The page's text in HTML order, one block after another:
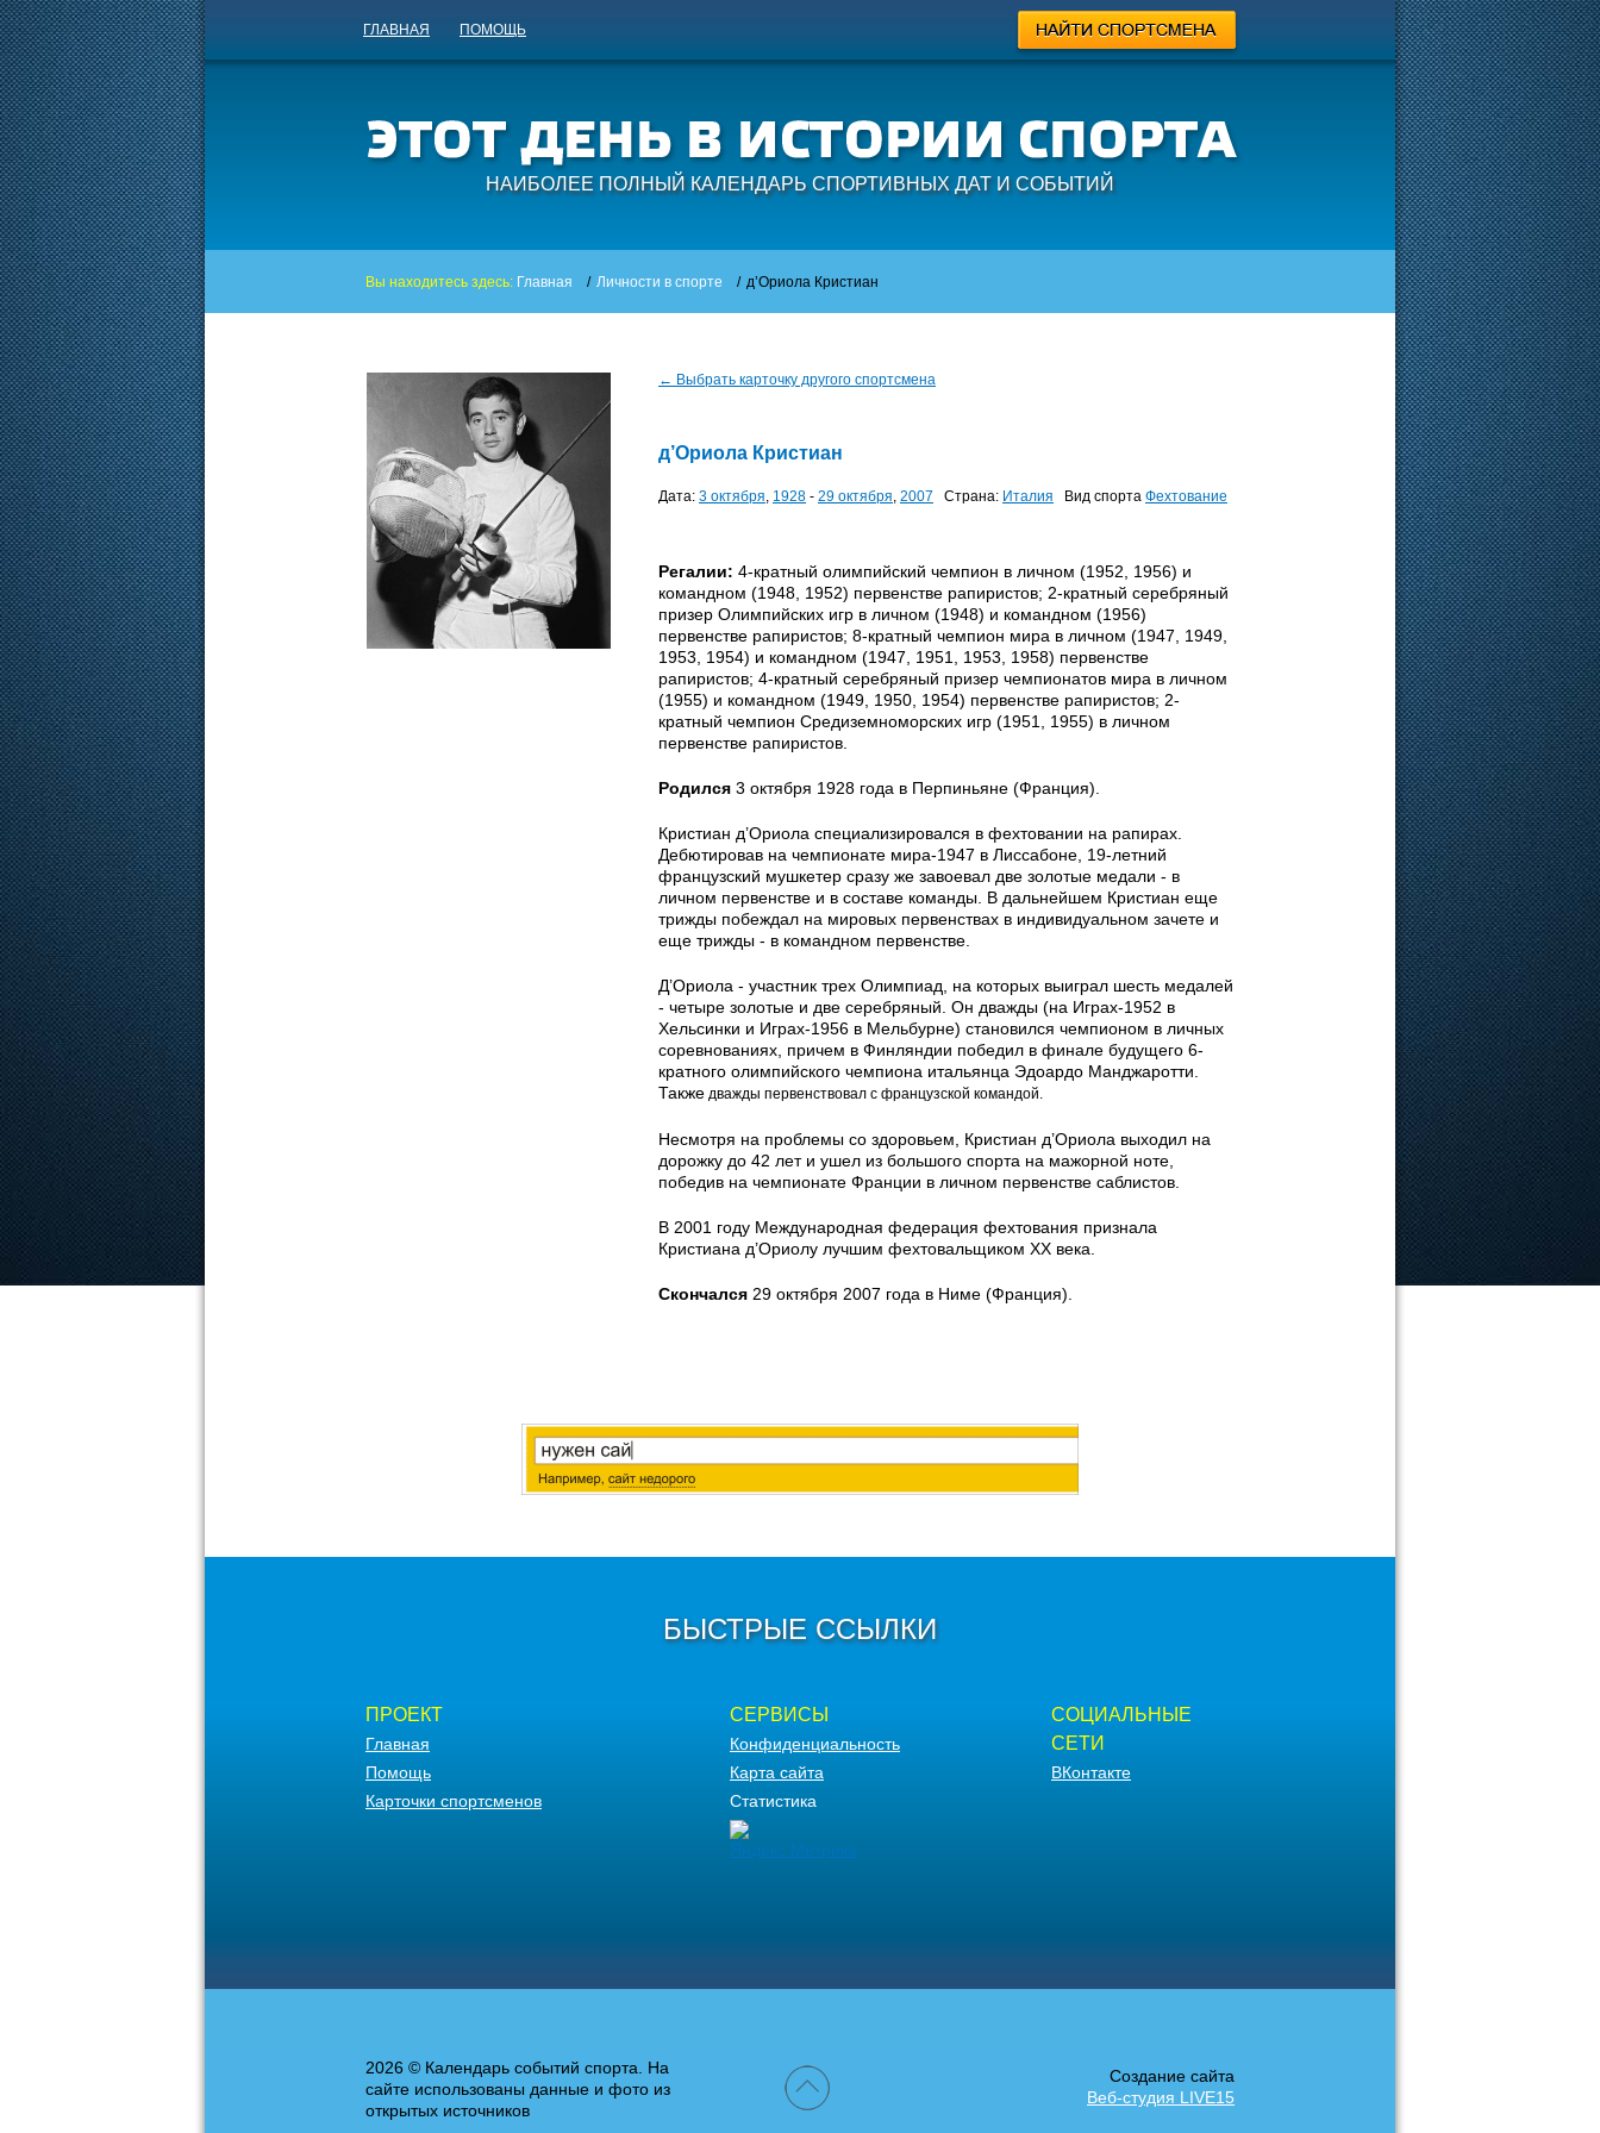
ГЛАВНАЯ ПОМОЩЬ
НАИБОЛЕЕ ПОЛНЫЙ КАЛЕНДАРЬ СПОРТИВНЫХ ДАТ И СОБЫТИЙ
Вы находитесь здесь: Главная / Личности в спорте / д’Ориола Кристиан
← Выбрать карточку другого спортсмена
д’Ориола Кристиан
Дата: 3 октября, 1928 - 29 октября, 2007 Страна: Италия Вид спорта Фехтование
Регалии: 4-кратный олимпийский чемпион в личном (1952, 1956) и
командном (1948, 1952) первенстве рапиристов; 2-кратный серебряный
призер Олимпийских игр в личном (1948) и командном (1956)
первенстве рапиристов; 8-кратный чемпион мира в личном (1947, 1949,
1953, 1954) и командном (1947, 1951, 1953, 1958) первенстве
рапиристов; 4-кратный серебряный призер чемпионатов мира в личном
(1955) и командном (1949, 1950, 1954) первенстве рапиристов; 2-
кратный чемпион Средиземноморских игр (1951, 1955) в личном
первенстве рапиристов.
Родился 3 октября 1928 года в Перпиньяне (Франция).
Кристиан д’Ориола специализировался в фехтовании на рапирах.
Дебютировав на чемпионате мира-1947 в Лиссабоне, 19-летний
французский мушкетер сразу же завоевал две золотые медали - в
личном первенстве и в составе команды. В дальнейшем Кристиан еще
трижды побеждал на мировых первенствах в индивидуальном зачете и
еще трижды - в командном первенстве.
Д’Ориола - участник трех Олимпиад, на которых выиграл шесть медалей
- четыре золотые и две серебряный. Он дважды (на Играх-1952 в
Хельсинки и Играх-1956 в Мельбурне) становился чемпионом в личных
соревнованиях, причем в Финляндии победил в финале будущего 6-
кратного олимпийского чемпиона итальянца Эдоардо Манджаротти.
Также дважды первенствовал с французской командой.
Несмотря на проблемы со здоровьем, Кристиан д’Ориола выходил на
дорожку до 42 лет и ушел из большого спорта на мажорной ноте,
победив на чемпионате Франции в личном первенстве саблистов.
В 2001 году Международная федерация фехтования признала
Кристиана д’Ориолу лучшим фехтовальщиком ХХ века.
Скончался 29 октября 2007 года в Ниме (Франция).
БЫСТРЫЕ ССЫЛКИ
ПРОЕКТ
Главная
Помощь
Карточки спортсменов
СЕРВИСЫ
Конфиденциальность
Карта сайта
Статистика
СОЦИАЛЬНЫЕ
СЕТИ
ВКонтакте
2026 © Календарь событий спорта. На
сайте использованы данные и фото из
открытых источников
Создание сайта
Веб-студия LIVE15